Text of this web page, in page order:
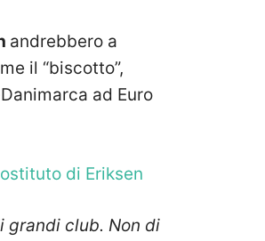
andrebbero a
il “biscotto”,
ad Euro
di Eriksen
grandi club. Non di